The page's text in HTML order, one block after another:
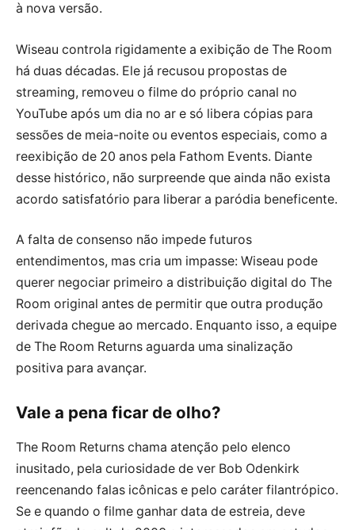
à nova versão.
Wiseau controla rigidamente a exibição de The Room
há duas décadas. Ele já recusou propostas de
streaming, removeu o filme do próprio canal no
YouTube após um dia no ar e só libera cópias para
sessões de meia-noite ou eventos especiais, como a
reexibição de 20 anos pela Fathom Events. Diante
desse histórico, não surpreende que ainda não exista
acordo satisfatório para liberar a paródia beneficente.
A falta de consenso não impede futuros
entendimentos, mas cria um impasse: Wiseau pode
querer negociar primeiro a distribuição digital do The
Room original antes de permitir que outra produção
derivada chegue ao mercado. Enquanto isso, a equipe
de The Room Returns aguarda uma sinalização
positiva para avançar.
Vale a pena ficar de olho?
The Room Returns chama atenção pelo elenco
inusitado, pela curiosidade de ver Bob Odenkirk
reencenando falas icônicas e pelo caráter filantrópico.
Se e quando o filme ganhar data de estreia, deve